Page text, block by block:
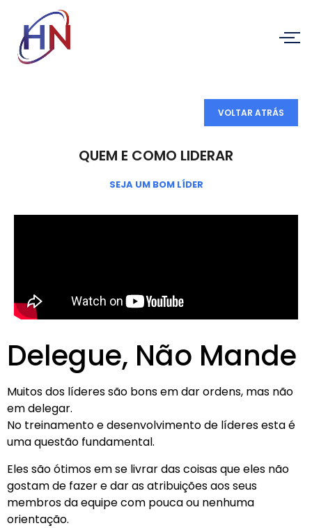
VOLTAR ATRÁS
QUEM E COMO LIDERAR
SEJA UM BOM LÍDER
Delegue, Não Mande
Muitos dos líderes são bons em dar ordens, mas não
em delegar.
No treinamento e desenvolvimento de líderes esta é
uma questão fundamental.
Eles são ótimos em se livrar das coisas que eles não
gostam de fazer e dar as atribuições aos seus
membros da equipe com pouca ou nenhuma
orientação.